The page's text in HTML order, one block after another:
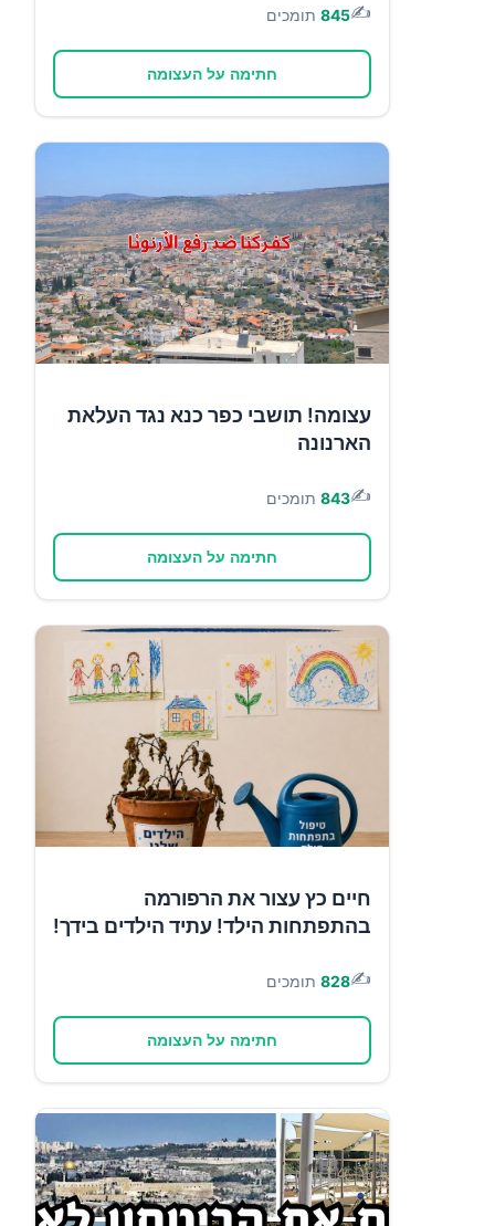
✍️
845 תומכים
חתימה על העצומה
עצומה! תושבי כפר כנא נגד העלאת
הארנונה
✍️
843 תומכים
חתימה על העצומה
חיים כץ עצור את הרפורמה
בהתפתחות הילד! עתיד הילדים בידך!
✍️
828 תומכים
חתימה על העצומה